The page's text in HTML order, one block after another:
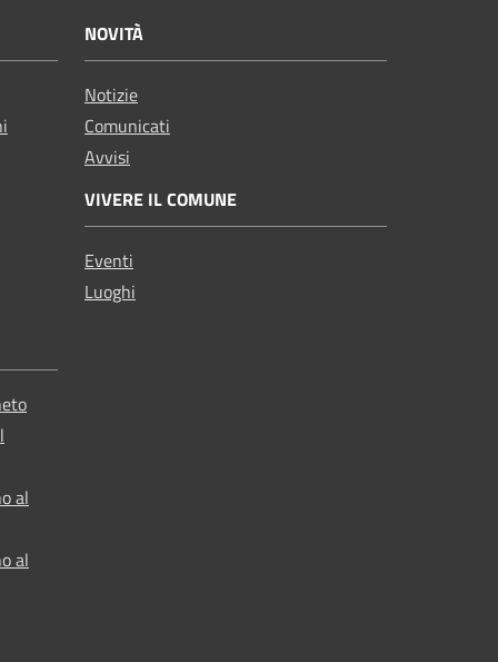
NOVITÀ
Notizie
Comunicati
Avvisi
VIVERE IL COMUNE
Eventi
Luoghi
al
al